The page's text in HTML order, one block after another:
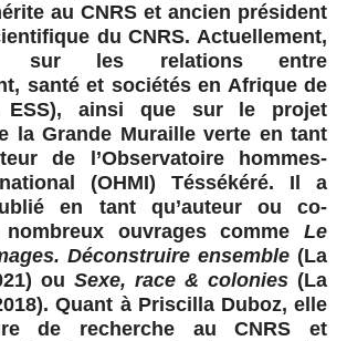
au CNRS et ancien président
du CNRS. Actuellement,
sur les relations entre
santé et sociétés en Afrique de
ESS), ainsi que sur le projet
la Grande Muraille verte en tant
de l’Observatoire hommes-
(OHMI) Téssékéré. Il a
en tant qu’auteur ou co-
ouvrages comme Le
Déconstruire ensemble (La
ou Sexe, race & colonies (La
Quant à Priscilla Duboz, elle
de recherche au CNRS et